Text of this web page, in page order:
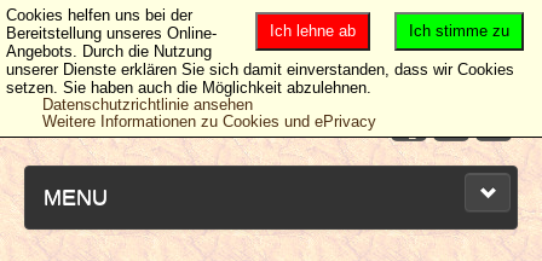
MENU
Ich stimme zu
Ich lehne ab
Cookies helfen uns bei der
Bereitstellung unseres Online-
Angebots. Durch die Nutzung
unserer Dienste erklären Sie sich damit einverstanden, dass wir Cookies
setzen. Sie haben auch die Möglichkeit abzulehnen.
Datenschutzrichtlinie ansehen
Weitere Informationen zu Cookies und ePrivacy